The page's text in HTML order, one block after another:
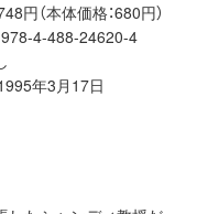
円（本体価格：680円）
978-4-488-24620-4
年3月17日